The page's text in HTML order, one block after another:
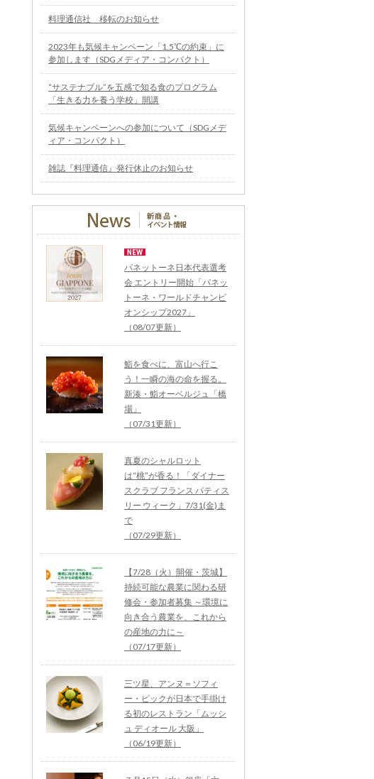
料理通信社 移転のお知らせ
2023年も気候キャンペーン「1.5℃の約束」に
参加します（SDGメディア・コンパクト）
“サステナブル”を五感で知る食のプログラム
「生きる力を養う学校」開講
気候キャンペーンへの参加について（SDGメデ
ィア・コンパクト）
雑誌『料理通信』発行休止のお知らせ
パネットーネ日本代表選考
会 エントリー開始「パネッ
トーネ・ワールドチャンピ
オンシップ2027」
（08/07更新）
鮨を食べに、富山へ行こ
う！一瞬の海の命を握る。
新湊・鮨オーベルジュ「橋
場」
（07/31更新）
真夏のシャルロット
は“桃”が香る！「ダイナー
スクラブ フランス パティス
リー ウィーク」7/31(金)ま
で
（07/29更新）
【7/28（火）開催・茨城】
持続可能な農業に関わる研
修会・参加者募集 ～環境に
向き合う農業を、これから
の産地の力に～
（07/17更新）
三ツ星、アンヌ＝ソフィ
ー・ピックが日本で手掛け
る初のレストラン「ムッシ
ュ ディオール 大阪」
（06/19更新）